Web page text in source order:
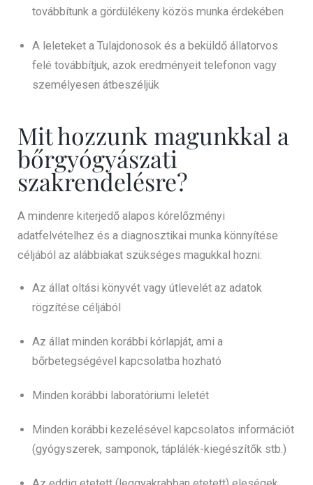
továbbítunk a gördülékeny közös munka érdekében
A leleteket a Tulajdonosok és a beküldő állatorvos
felé továbbítjuk, azok eredményeit telefonon vagy
személyesen átbeszéljük
Mit hozzunk magunkkal a
bőrgyógyászati
szakrendelésre?
A mindenre kiterjedő alapos kórelőzményi
adatfelvételhez és a diagnosztikai munka könnyítése
céljából az alábbiakat szükséges magukkal hozni:
Az állat oltási könyvét vagy útlevelét az adatok
rögzítése céljából
Az állat minden korábbi kórlapját, ami a
bőrbetegségével kapcsolatba hozható
Minden korábbi laboratóriumi leletét
Minden korábbi kezelésével kapcsolatos információt
(gyógyszerek, samponok, táplálék-kiegészítők stb.)